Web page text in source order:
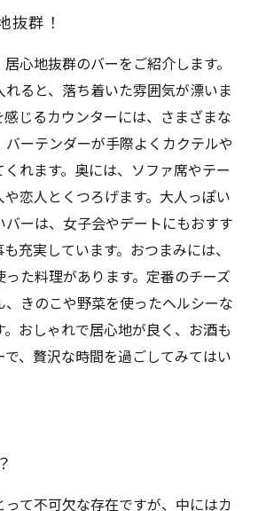
抜群！
心地抜群のバーをご紹介します。
れると、落ち着いた雰囲気が漂いま
感じるカウンターには、さまざまな
バーテンダーが手際よくカクテルや
くれます。奥には、ソファ席やテー
や恋人とくつろげます。大人っぽい
バーは、女子会やデートにもおすす
充実しています。おつまみには、
た料理があります。定番のチーズ
、きのこや野菜を使ったヘルシーな
おしゃれで居心地が良く、お酒も
、贅沢な時間を過ごしてみてはい
って不可欠な存在ですが、中にはカ